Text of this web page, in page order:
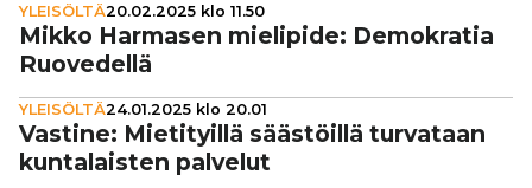
YLEISÖLTÄ20.02.2025 klo 11.50
Mikko Harmasen mielipide: Demok­ra­tia
Ruo­ve­dellä
YLEISÖLTÄ24.01.2025 klo 20.01
Vastine: Mie­ti­tyillä sääs­töillä turvataan
kun­ta­lais­ten palvelut